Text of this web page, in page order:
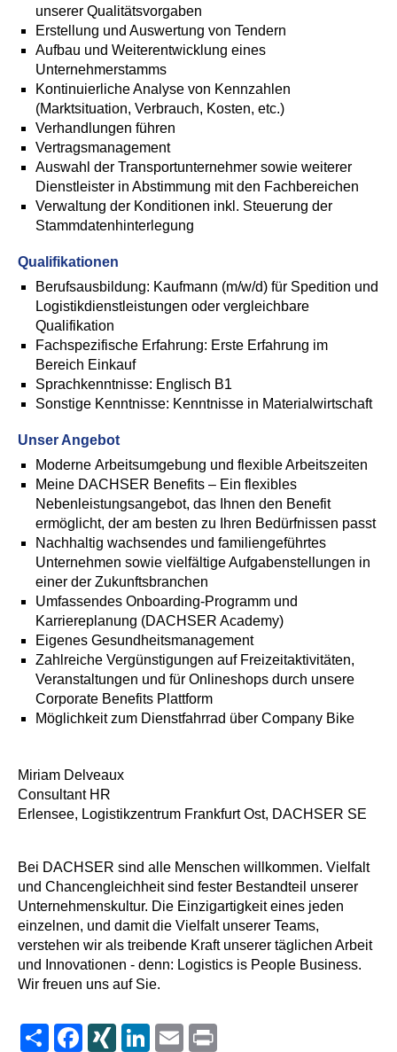
unserer Qualitätsvorgaben
Erstellung und Auswertung von Tendern
Aufbau und Weiterentwicklung eines
Unternehmerstamms
Kontinuierliche Analyse von Kennzahlen
(Marktsituation, Verbrauch, Kosten, etc.)
Verhandlungen führen
Vertragsmanagement
Auswahl der Transportunternehmer sowie weiterer
Dienstleister in Abstimmung mit den Fachbereichen
Verwaltung der Konditionen inkl. Steuerung der
Stammdatenhinterlegung
Qualifikationen
Berufsausbildung: Kaufmann (m/w/d) für Spedition und
Logistikdienstleistungen oder vergleichbare
Qualifikation
Fachspezifische Erfahrung: Erste Erfahrung im
Bereich Einkauf
Sprachkenntnisse: Englisch B1
Sonstige Kenntnisse: Kenntnisse in Materialwirtschaft
Unser Angebot
Moderne Arbeitsumgebung und flexible Arbeitszeiten
Meine DACHSER Benefits – Ein flexibles
Nebenleistungsangebot, das Ihnen den Benefit
ermöglicht, der am besten zu Ihren Bedürfnissen passt
Nachhaltig wachsendes und familiengeführtes
Unternehmen sowie vielfältige Aufgabenstellungen in
einer der Zukunftsbranchen
Umfassendes Onboarding-Programm und
Karriereplanung (DACHSER Academy)
Eigenes Gesundheitsmanagement
Zahlreiche Vergünstigungen auf Freizeitaktivitäten,
Veranstaltungen und für Onlineshops durch unsere
Corporate Benefits Plattform
Möglichkeit zum Dienstfahrrad über Company Bike
Miriam Delveaux
Consultant HR
Erlensee, Logistikzentrum Frankfurt Ost, DACHSER SE
Bei DACHSER sind alle Menschen willkommen. Vielfalt
und Chancengleichheit sind fester Bestandteil unserer
Unternehmenskultur. Die Einzigartigkeit eines jeden
einzelnen, und damit die Vielfalt unserer Teams,
verstehen wir als treibende Kraft unserer täglichen Arbeit
und Innovationen - denn: Logistics is People Business.
Wir freuen uns auf Sie.
Share FacebookXING LinkedInEmail